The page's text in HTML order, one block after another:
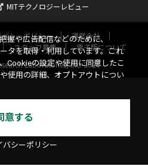
MITテクノロジーレビュー
シーポリシー
運営会社
スタッフ募集
電子版について
Laboratories, Inc. 2026
握や広告配信などのために、
タを取得・利用しています。これ
Cookieの設定や使用に同意したこ
使用の詳細、オプトアウトについ
意する
バシーポリシー